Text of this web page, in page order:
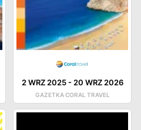
2 WRZ 2025- 20 WRZ 2026
GAZETKA CORAL TRAVEL